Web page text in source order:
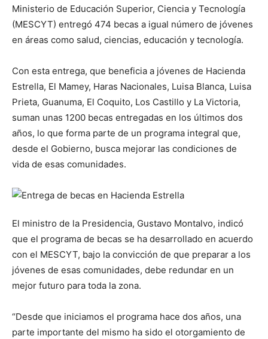
Ministerio de Educación Superior, Ciencia y Tecnología
(MESCYT) entregó 474 becas a igual número de jóvenes
en áreas como salud, ciencias, educación y tecnología.
Con esta entrega, que beneficia a jóvenes de Hacienda
Estrella, El Mamey, Haras Nacionales, Luisa Blanca, Luisa
Prieta, Guanuma, El Coquito, Los Castillo y La Victoria,
suman unas 1200 becas entregadas en los últimos dos
años, lo que forma parte de un programa integral que,
desde el Gobierno, busca mejorar las condiciones de
vida de esas comunidades.
El ministro de la Presidencia, Gustavo Montalvo, indicó
que el programa de becas se ha desarrollado en acuerdo
con el MESCYT, bajo la convicción de que preparar a los
jóvenes de esas comunidades, debe redundar en un
mejor futuro para toda la zona.
“Desde que iniciamos el programa hace dos años, una
parte importante del mismo ha sido el otorgamiento de